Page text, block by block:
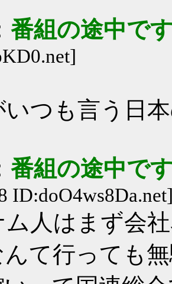
番組の途中で
いつも言う日
番組の途中で
人はまず会
んて行っても